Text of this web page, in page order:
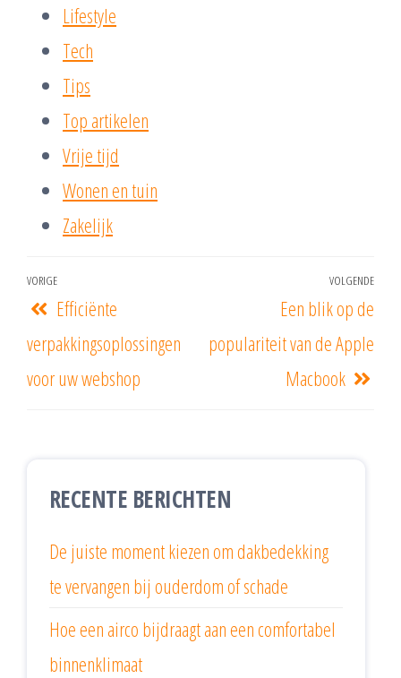
Lifestyle
Tech
Tips
Top artikelen
Vrije tijd
Wonen en tuin
Zakelijk
VORIGE
Efficiënte
verpakkingsoplossingen
voor uw webshop
VOLGENDE
Een blik op de
populariteit van de Apple
Macbook
RECENTE BERICHTEN
De juiste moment kiezen om dakbedekking
te vervangen bij ouderdom of schade
Hoe een airco bijdraagt aan een comfortabel
binnenklimaat